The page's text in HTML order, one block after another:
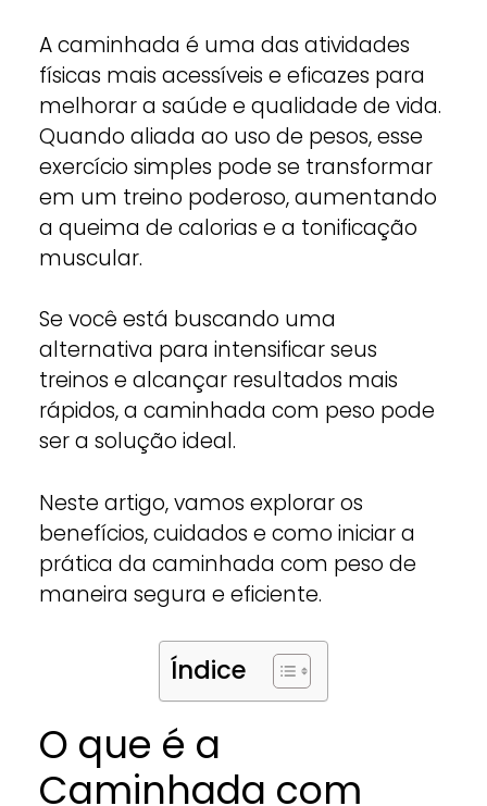
A caminhada é uma das atividades
físicas mais acessíveis e eficazes para
melhorar a saúde e qualidade de vida.
Quando aliada ao uso de pesos, esse
exercício simples pode se transformar
em um treino poderoso, aumentando
a queima de calorias e a tonificação
muscular.
Se você está buscando uma
alternativa para intensificar seus
treinos e alcançar resultados mais
rápidos, a caminhada com peso pode
ser a solução ideal.
Neste artigo, vamos explorar os
benefícios, cuidados e como iniciar a
prática da caminhada com peso de
maneira segura e eficiente.
Índice
O que é a
Caminhada com